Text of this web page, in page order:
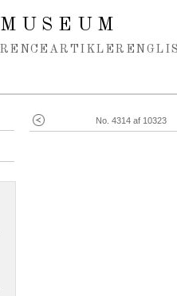
No. 4314 af 10323